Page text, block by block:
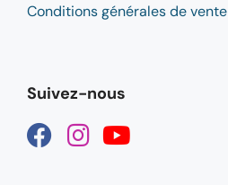
Conditions générales de vente
Suivez-nous